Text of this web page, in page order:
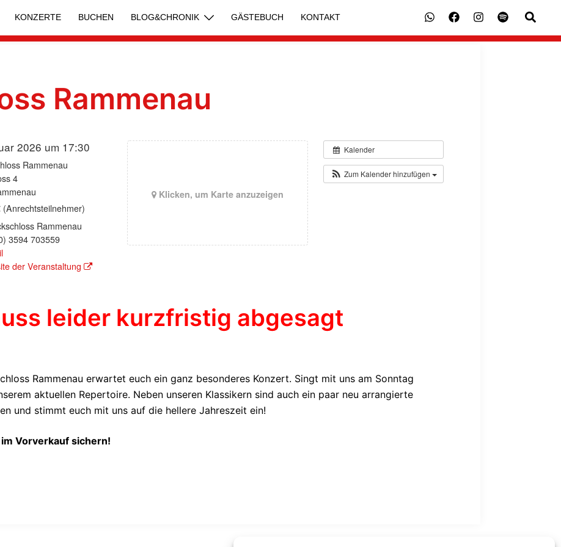
KONZERTE BUCHEN BLOG&CHRONIK GÄSTEBUCH KONTAKT Suche
Rammenau
Kalender
Zum Kalender hinzufügen
Klicken, um Karte anzuzeigen
2026 um 17:30
Rammenau
4
(Anrechtsteilnehmer)
Rammenau
3594 703559
der Veranstaltung
leider kurzfristig abgesagt
Rammenau erwartet euch ein ganz besonderes Konzert. Singt mit uns am Sonntag
aktuellen Repertoire. Neben unseren Klassikern sind auch ein paar neu arrangierte
und stimmt euch mit uns auf die hellere Jahreszeit ein!
im Vorverkauf sichern!